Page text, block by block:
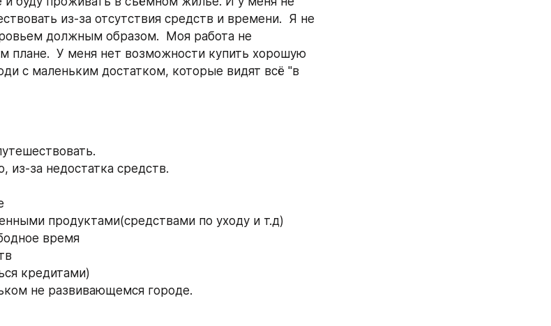
из-за отсутствия средств и времени.  Я не
должным образом.  Моя работа не
плане.  У меня нет возможности купить хорошую
с маленьким достатком, которые видят всё "в
из-за недостатка средств.
продуктами(средствами по уходу и т.д)
время
кредитами)
не развивающемся городе.